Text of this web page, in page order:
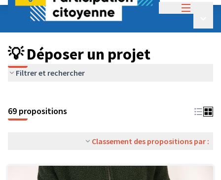
Budget Participatif ADULTE 2024
💡 Déposer un projet
💡 Déposer un projet
Filtrer et rechercher
69 propositions
Classement des propositions par :